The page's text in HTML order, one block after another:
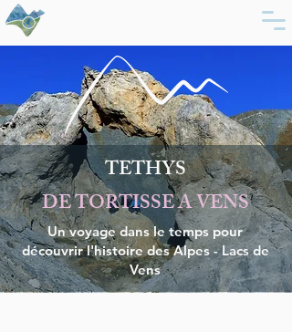
TETHYS
DE TORTISSE A VENS
Un voyage dans le temps pour
découvrir l'histoire des Alpes - Lacs de
Vens